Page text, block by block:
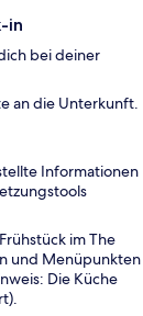
in
bei deiner
an die Unterkunft.
Informationen
im The
und Menüpunkten
Die Küche